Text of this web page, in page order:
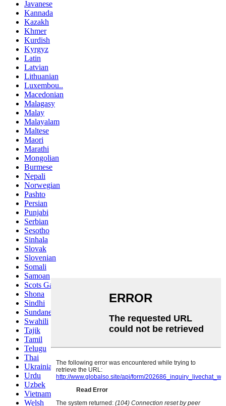
Javanese
Kannada
Kazakh
Khmer
Kurdish
Kyrgyz
Latin
Latvian
Lithuanian
Luxembou..
Macedonian
Malagasy
Malay
Malayalam
Maltese
Maori
Marathi
Mongolian
Burmese
Nepali
Norwegian
Pashto
Persian
Punjabi
Serbian
Sesotho
Sinhala
Slovak
Slovenian
Somali
Samoan
Scots Gaelic
Shona
Sindhi
Sundanese
Swahili
Tajik
Tamil
Telugu
Thai
Ukrainian
Urdu
Uzbek
Vietnamese
Welsh